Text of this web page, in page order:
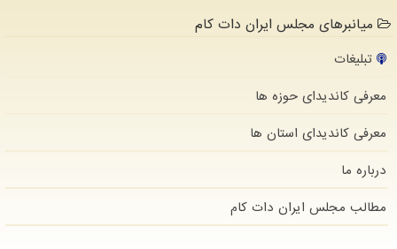
میانبرهای مجلس ایران دات کام
تبلیغات
معرفی کاندیدای حوزه ها
معرفی کاندیدای استان ها
درباره ما
مطالب مجلس ایران دات كام